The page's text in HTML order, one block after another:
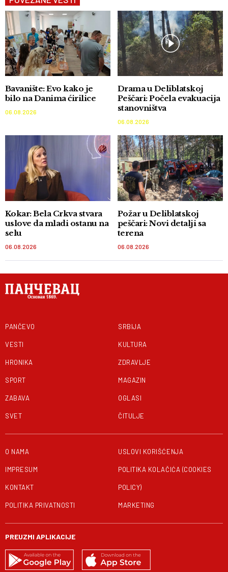
Bavanište: Evo kako je
bilo na Danima ćirilice
06.08.2026
Drama u Deliblatskoj
Peščari: Počela evakuacija
stanovništva
06.08.2026
Kokar: Bela Crkva stvara
uslove da mladi ostanu na
selu
06.08.2026
Požar u Deliblatskoj
peščari: Novi detalji sa
terena
06.08.2026
PANČEVO
VESTI
HRONIKA
SPORT
ZABAVA
SVET
SRBIJA
KULTURA
ZDRAVLJE
MAGAZIN
OGLASI
ČITULJE
O NAMA
IMPRESUM
KONTAKT
POLITIKA PRIVATNOSTI
USLOVI KORIŠĆENJA
POLITIKA KOLAČIĆA (COOKIES
POLICY)
MARKETING
PREUZMI APLIKACIJE